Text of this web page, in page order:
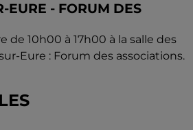
EURE - FORUM DES
de 10h00 à 17h00 à la salle des
Eure : Forum des associations.